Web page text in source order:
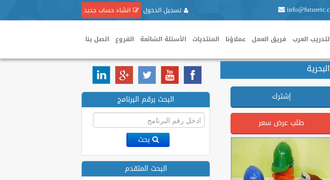
تسجيل الدخول انشاء حساب جديد
العرب فريق العمل عملاؤنا المنتديات الأسئلة الشائعة الفروع اتصل بنا
إشترك
طلب عرض سعر
البحث برقم البرنامج
بحث
البحث المتقدم